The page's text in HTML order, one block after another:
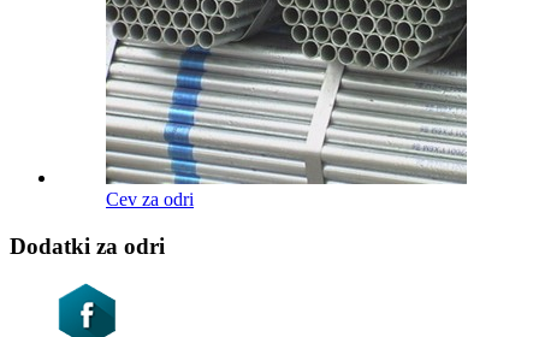
Cev za odri
Dodatki za odri